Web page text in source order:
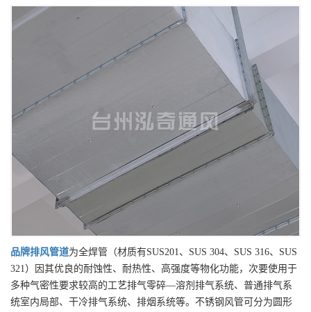
品牌排风管道为全焊管（材质有SUS201、SUS 304、SUS 316、SUS
321）因其优良的耐蚀性、耐热性、高强度等物化功能，次要使用于
多种气密性要求较高的工艺排气零碎—溶剂排气系统、普通排气系
统室内局部、干冷排气系统、排烟系统等。不锈钢风管可分为圆形